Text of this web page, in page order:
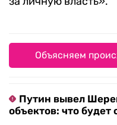
Объясняем
Путин вывел
объектов: что будет